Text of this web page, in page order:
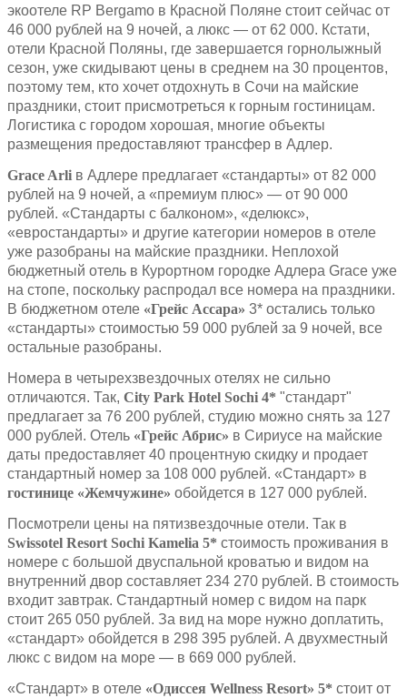
экоотеле RP Bergamo в Красной Поляне стоит сейчас от
46 000 рублей на 9 ночей, а люкс — от 62 000. Кстати,
отели Красной Поляны, где завершается горнолыжный
сезон, уже скидывают цены в среднем на 30 процентов,
поэтому тем, кто хочет отдохнуть в Сочи на майские
праздники, стоит присмотреться к горным гостиницам.
Логистика с городом хорошая, многие объекты
размещения предоставляют трансфер в Адлер.
Grace Arli в Адлере предлагает «стандарты» от 82 000
рублей на 9 ночей, а «премиум плюс» — от 90 000
рублей. «Стандарты с балконом», «делюкс»,
«евростандарты» и другие категории номеров в отеле
уже разобраны на майские праздники. Неплохой
бюджетный отель в Курортном городке Адлера Grace уже
на стопе, поскольку распродал все номера на праздники.
В бюджетном отеле «Грейс Ассара» 3* остались только
«стандарты» стоимостью 59 000 рублей за 9 ночей, все
остальные разобраны.
Номера в четырехзвездочных отелях не сильно
отличаются. Так, City Park Hotel Sochi 4* "стандарт"
предлагает за 76 200 рублей, студию можно снять за 127
000 рублей. Отель «Грейс Абрис» в Сириусе на майские
даты предоставляет 40 процентную скидку и продает
стандартный номер за 108 000 рублей. «Стандарт» в
гостинице «Жемчужине» обойдется в 127 000 рублей.
Посмотрели цены на пятизвездочные отели. Так в
Swissotel Resort Sochi Kamelia 5* стоимость проживания в
номере с большой двуспальной кроватью и видом на
внутренний двор составляет 234 270 рублей. В стоимость
входит завтрак. Стандартный номер с видом на парк
стоит 265 050 рублей. За вид на море нужно доплатить,
«стандарт» обойдется в 298 395 рублей. А двухместный
люкс с видом на море — в 669 000 рублей.
«Стандарт» в отеле «Одиссея Wellness Resort» 5* стоит от